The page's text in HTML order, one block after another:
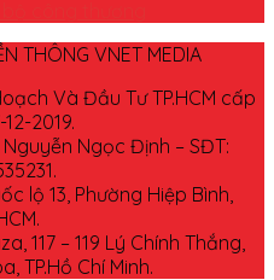
THÔNG VNET MEDIA
Và Đầu Tư TP.HCM cấp
2019.
Ngọc Định – SĐT:
lộ 13, Phường Hiệp Bình,
117 – 119 Lý Chính Thắng,
TP.Hồ Chí Minh.